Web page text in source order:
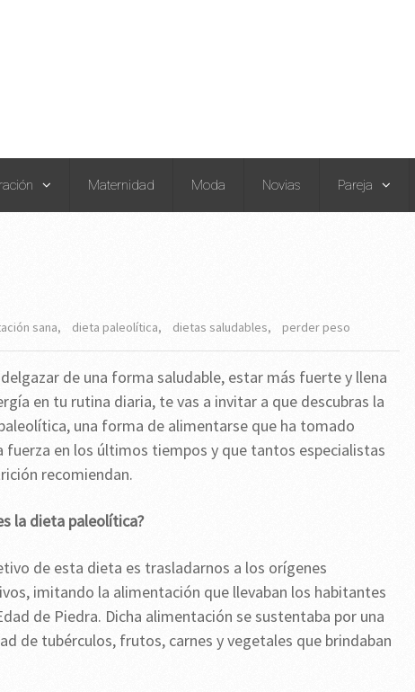
Maternidad Moda Novias Pareja
sana, dieta paleolítica, dietas saludables, perder peso
de una forma saludable, estar más fuerte y llena
en tu rutina diaria, te vas a invitar a que descubras la
una forma de alimentarse que ha tomado
fuerza en los últimos tiempos y que tantos especialistas
recomiendan.
la dieta paleolítica?
de esta dieta es trasladarnos a los orígenes
imitando la alimentación que llevaban los habitantes
de Piedra. Dicha alimentación se sustentaba por una
de tubérculos, frutos, carnes y vegetales que brindaban